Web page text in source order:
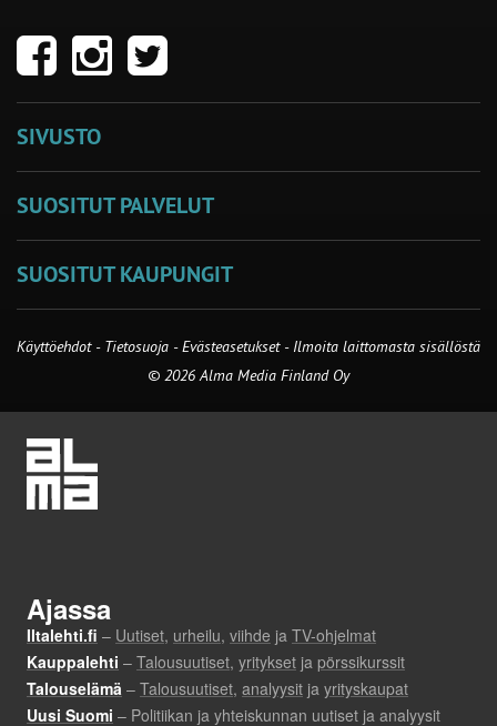
SIVUSTO
SUOSITUT PALVELUT
SUOSITUT KAUPUNGIT
Käyttöehdot - Tietosuoja -Evästeasetukset- Ilmoita laittomasta sisällöstä
© 2026 Alma Media Finland Oy